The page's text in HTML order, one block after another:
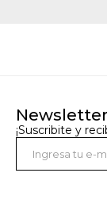
Newsletter
¡Suscribite y